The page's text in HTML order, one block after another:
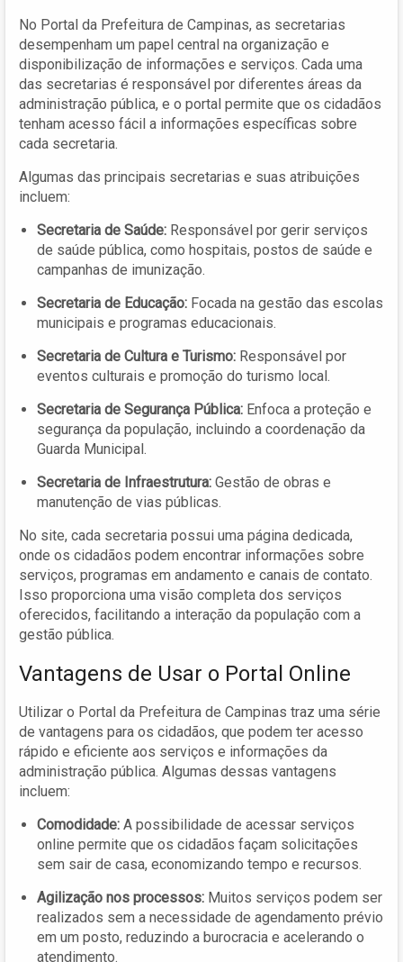
No Portal da Prefeitura de Campinas, as secretarias
desempenham um papel central na organização e
disponibilização de informações e serviços. Cada uma
das secretarias é responsável por diferentes áreas da
administração pública, e o portal permite que os cidadãos
tenham acesso fácil a informações específicas sobre
cada secretaria.
Algumas das principais secretarias e suas atribuições
incluem:
Secretaria de Saúde: Responsável por gerir serviços
de saúde pública, como hospitais, postos de saúde e
campanhas de imunização.
Secretaria de Educação: Focada na gestão das escolas
municipais e programas educacionais.
Secretaria de Cultura e Turismo: Responsável por
eventos culturais e promoção do turismo local.
Secretaria de Segurança Pública: Enfoca a proteção e
segurança da população, incluindo a coordenação da
Guarda Municipal.
Secretaria de Infraestrutura: Gestão de obras e
manutenção de vias públicas.
No site, cada secretaria possui uma página dedicada,
onde os cidadãos podem encontrar informações sobre
serviços, programas em andamento e canais de contato.
Isso proporciona uma visão completa dos serviços
oferecidos, facilitando a interação da população com a
gestão pública.
Vantagens de Usar o Portal Online
Utilizar o Portal da Prefeitura de Campinas traz uma série
de vantagens para os cidadãos, que podem ter acesso
rápido e eficiente aos serviços e informações da
administração pública. Algumas dessas vantagens
incluem:
Comodidade: A possibilidade de acessar serviços
online permite que os cidadãos façam solicitações
sem sair de casa, economizando tempo e recursos.
Agilização nos processos: Muitos serviços podem ser
realizados sem a necessidade de agendamento prévio
em um posto, reduzindo a burocracia e acelerando o
atendimento.